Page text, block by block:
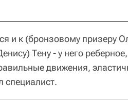
и к (бронзовому призеру
Тену - у него
движения,
специалист.